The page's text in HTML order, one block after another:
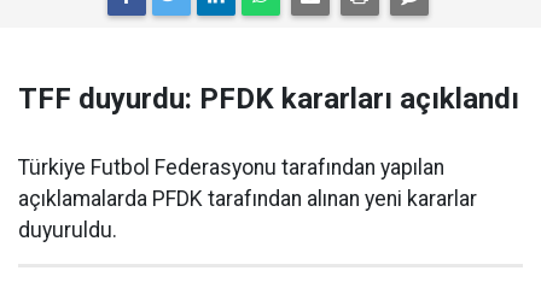
TFF duyurdu: PFDK kararları açıklandı
Türkiye Futbol Federasyonu tarafından yapılan
açıklamalarda PFDK tarafından alınan yeni kararlar
duyuruldu.